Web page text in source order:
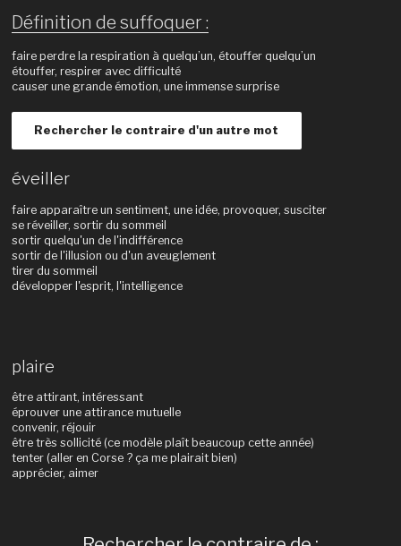
Définition de suffoquer :
faire perdre la respiration à quelqu’un, étouffer quelqu’un
étouffer, respirer avec difficulté
causer une grande émotion, une immense surprise
Rechercher le contraire d'un autre mot
éveiller
faire apparaître un sentiment, une idée, provoquer, susciter
se réveiller, sortir du sommeil
sortir quelqu'un de l'indifférence
sortir de l'illusion ou d'un aveuglement
tirer du sommeil
développer l'esprit, l'intelligence
plaire
être attirant, intéressant
éprouver une attirance mutuelle
convenir, réjouir
être très sollicité (ce modèle plaît beaucoup cette année)
tenter (aller en Corse ? ça me plairait bien)
apprécier, aimer